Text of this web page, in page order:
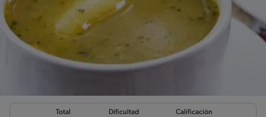
Total Dificultad Calificación